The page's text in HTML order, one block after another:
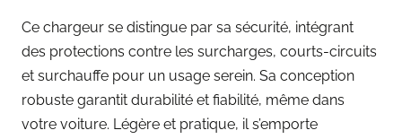
Ce chargeur se distingue par sa sécurité, intégrant
des protections contre les surcharges, courts-circuits
et surchauffe pour un usage serein. Sa conception
robuste garantit durabilité et fiabilité, même dans
votre voiture. Légère et pratique, il s’emporte